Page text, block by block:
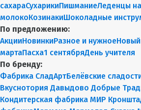
сахараСухарикиПишманиеЛеденцы
молокоКозинакиШоколадные
По предложению:
АкцииНовинкиРазное и нужное
мартаПасха1 сентябряДень учителя
По бренду:
Фабрика СладАртБелёвские
Вкуснотория Давыдово Добрые
Кондитерская фабрика МИР